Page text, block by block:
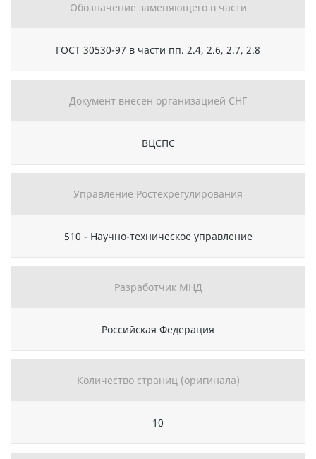
Обозначение заменяющего в части
ГОСТ 30530-97 в части пп. 2.4, 2.6, 2.7, 2.8
Документ внесен организацией СНГ
ВЦСПС
Управление Ростехрегулирования
510 - Научно-техническое управление
Разработчик МНД
Российская Федерация
Количество страниц (оригинала)
10